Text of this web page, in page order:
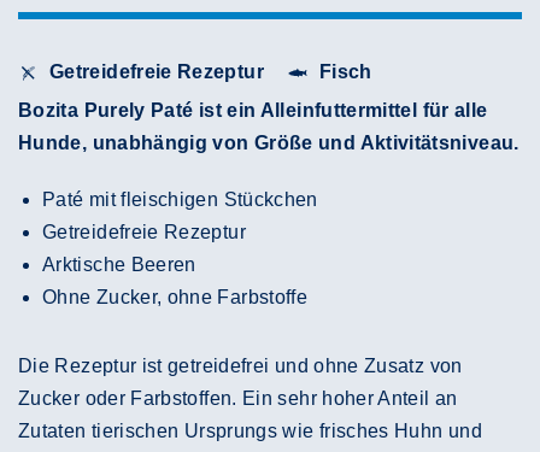
Getreidefreie Rezeptur
Fisch
Bozita Purely Paté ist ein Alleinfuttermittel für alle
Hunde, unabhängig von Größe und Aktivitätsniveau.
Paté mit fleischigen Stückchen
Getreidefreie Rezeptur
Arktische Beeren
Ohne Zucker, ohne Farbstoffe
Die Rezeptur ist getreidefrei und ohne Zusatz von
Zucker oder Farbstoffen. Ein sehr hoher Anteil an
Zutaten tierischen Ursprungs wie frisches Huhn und